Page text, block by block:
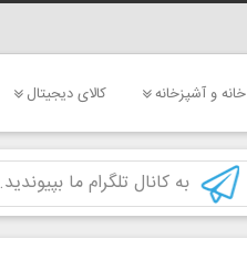
خانه و آشپزخانه کالای دیجیتال
به کانال تلگرام ما بپیوندید.